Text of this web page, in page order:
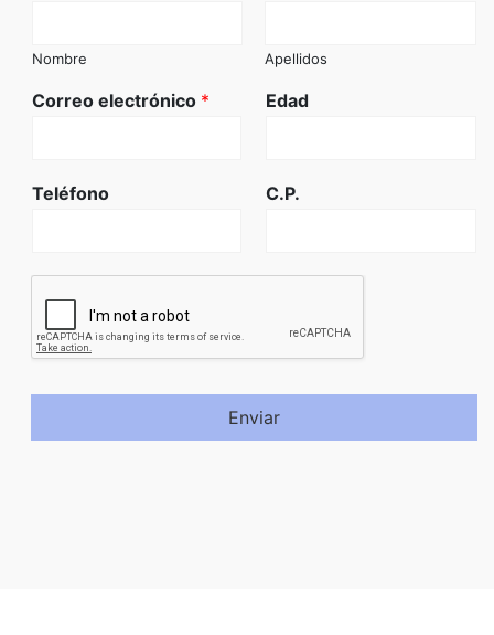
Nombre Apellidos
Correo electrónico * Edad
Teléfono C.P.
Enviar